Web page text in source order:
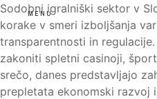
MENU
Sodobni igralniški sektor v
korake v smeri izboljšanja
transparentnosti in
zakoniti spletni casinoji,
srečo, danes predstavljajo
prepletata ekonomski razvoj